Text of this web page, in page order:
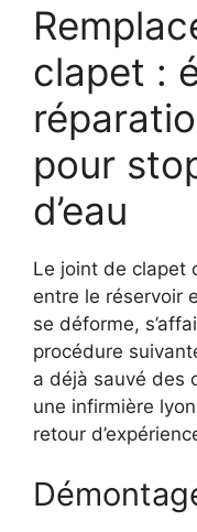
clapet :
pour
d’eau
Le joint de clapet
entre le réservoir
se déforme,
procédure
a déjà sauvé des
une infirmière
retour